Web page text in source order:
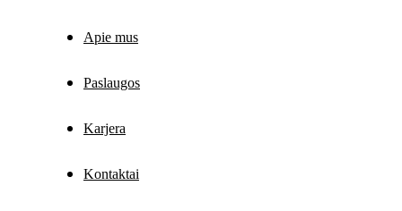
Apie mus
Paslaugos
Karjera
Kontaktai